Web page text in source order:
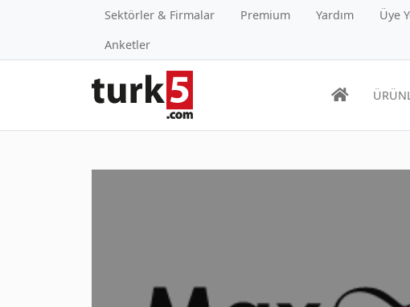
Sektörler & Firmalar Premium Yardım
Üye
Anketler